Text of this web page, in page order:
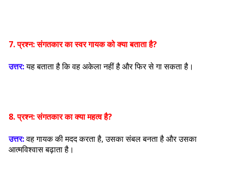
7. प्रश्न:संगतकार का स्वर गायक को क्या बताता है?
उत्तर:यह बताता है कि वह अकेला नहीं है और फिर से गा सकता है।
8. प्रश्न:संगतकार का क्या महत्व है?
उत्तर:वह गायक की मदद करता है, उसका संबल बनता है और उसका
आत्मविश्वास बढ़ाता है।